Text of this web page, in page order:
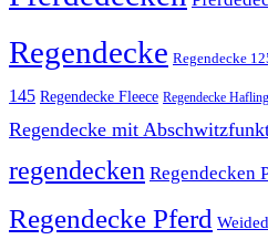
Regendecke Regendecke
145 Regendecke Fleece Regendecke
Regendecke mit
regendecken Regendecken
Regendecke Pferd